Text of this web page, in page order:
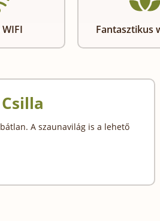
Fantasztikus
A szaunavilág is a lehető